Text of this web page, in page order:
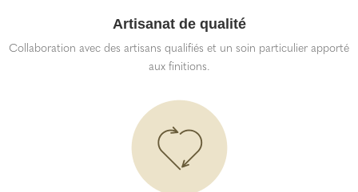
Artisanat de qualité
Collaboration avec des artisans qualifiés et un soin particulier apporté
aux finitions.